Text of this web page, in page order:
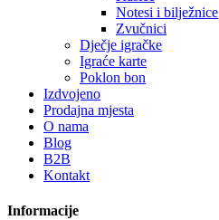
Notesi i bilježnice
Zvučnici
Dječje igračke
Igraće karte
Poklon bon
Izdvojeno
Prodajna mjesta
O nama
Blog
B2B
Kontakt
Informacije